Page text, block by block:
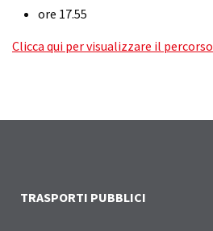
ore 17.55
Clicca qui per visualizzare il percorso
TRASPORTI PUBBLICI